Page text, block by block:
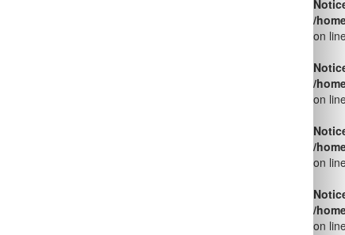
/
on
/
on
/
on
/
on